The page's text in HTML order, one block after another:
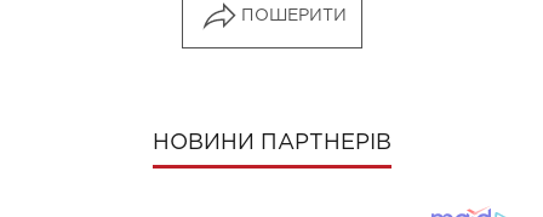
ПОШЕРИТИ
НОВИНИ ПАРТНЕРІВ